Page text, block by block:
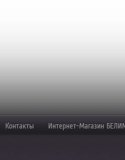
Контакты Интернет-Магазин